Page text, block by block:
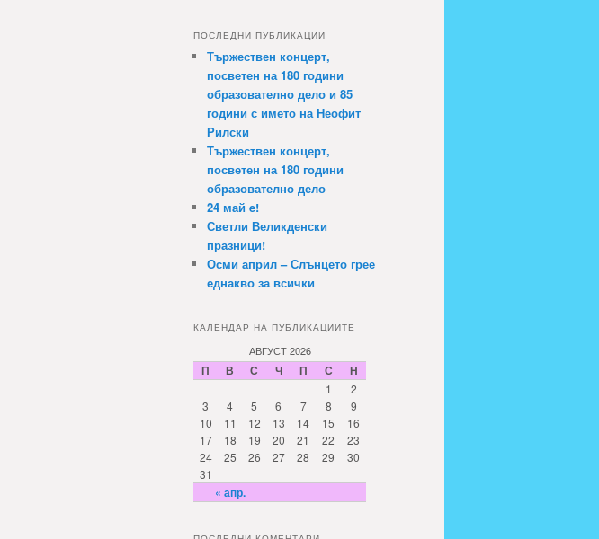
ПОСЛЕДНИ ПУБЛИКАЦИИ
Тържествен концерт,
посветен на 180 години
образователно дело и 85
години с името на Неофит
Рилски
Тържествен концерт,
посветен на 180 години
образователно дело
24 май e!
Светли Великденски
празници!
Осми април – Слънцето грее
еднакво за всички
КАЛЕНДАР НА ПУБЛИКАЦИИТЕ
АВГУСТ 2026
П В С Ч П С Н
« апр.
1
2
3
4 5 6 7 8
9
10
11 12 13 14 15
16
17
18 19 20 21 22
23
24
25 26 27 28 29
30
31